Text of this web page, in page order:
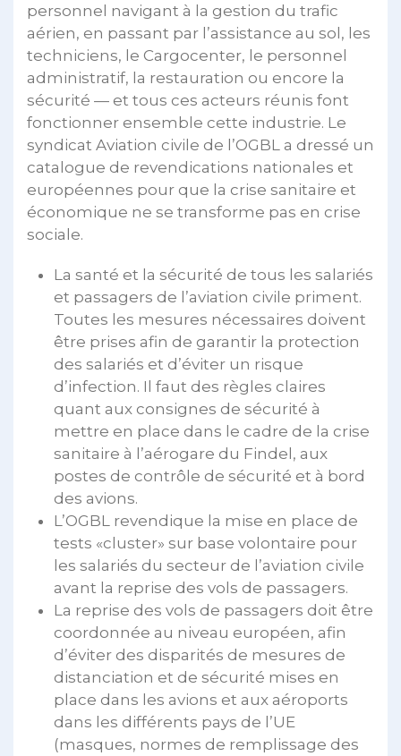
personnel navigant à la gestion du trafic
aérien, en passant par l’assistance au sol, les
techniciens, le Cargocenter, le personnel
administratif, la restauration ou encore la
sécurité — et tous ces acteurs réunis font
fonctionner ensemble cette industrie. Le
syndicat Aviation civile de l’OGBL a dressé un
catalogue de revendications nationales et
européennes pour que la crise sanitaire et
économique ne se transforme pas en crise
sociale.
La santé et la sécurité de tous les salariés
et passagers de l’aviation civile priment.
Toutes les mesures nécessaires doivent
être prises afin de garantir la protection
des salariés et d’éviter un risque
d’infection. Il faut des règles claires
quant aux consignes de sécurité à
mettre en place dans le cadre de la crise
sanitaire à l’aérogare du Findel, aux
postes de contrôle de sécurité et à bord
des avions.
L’OGBL revendique la mise en place de
tests «cluster» sur base volontaire pour
les salariés du secteur de l’aviation civile
avant la reprise des vols de passagers.
La reprise des vols de passagers doit être
coordonnée au niveau européen, afin
d’éviter des disparités de mesures de
distanciation et de sécurité mises en
place dans les avions et aux aéroports
dans les différents pays de l’UE
(masques, normes de remplissage des